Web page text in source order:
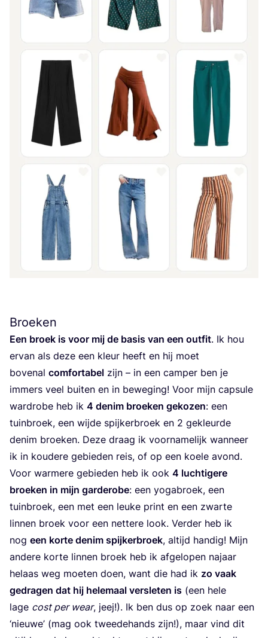
Broeken
Een broek is voor mij de basis van een out­fit. Ik hou
ervan als deze een kleur heeft en hij moet
boven­al com­for­ta­bel zijn – in een cam­per ben je
immers veel bui­ten en in bewe­ging! Voor mijn cap­su­le
ward­ro­be heb ik 4 denim broe­ken geko­zen: een
tuin­broek, een wij­de spij­ker­broek en 2 gekleur­de
denim broe­ken. Deze draag ik voor­na­me­lijk wan­neer
ik in kou­de­re gebie­den reis, of op een koe­le avond.
Voor war­me­re gebie­den heb ik ook 4 luch­ti­ge­re
broe­ken in mijn gar­de­ro­be: een yoga­broek, een
tuin­broek, een met een leu­ke print en een zwar­te
lin­nen broek voor een net­te­re look. Ver­der heb ik
nog een kor­te denim spij­ker­broek, altijd han­dig! Mijn
ande­re kor­te lin­nen broek heb ik afge­lo­pen najaar
helaas weg moe­ten doen, want die had ik zo vaak
gedra­gen dat hij hele­maal ver­sle­ten is (een hele
lage cost per wear, jeej!). Ik ben dus op zoek naar een
‘nieu­we’ (mag ook twee­de­hands zijn!), maar vind dit